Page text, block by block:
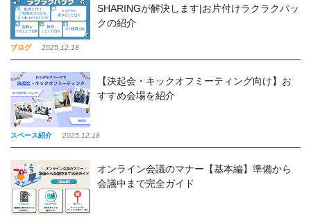
ブログ 2025,12,18
SHARINGが解決します|お片付けラクラクパッ
クの紹介
スペース紹介 2025,12,18
【決起会・キックオフミーティング向け】お
すすめ会場を紹介
オンライン会議のマナー【基本編】準備から
会議中まで完全ガイド